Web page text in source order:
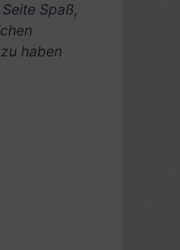
Spaß,
haben